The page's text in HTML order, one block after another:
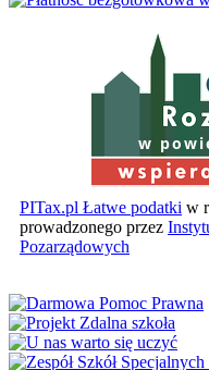
w
PITax.pl Łatwe podatki w
prowadzonego przez
Pozarządowych